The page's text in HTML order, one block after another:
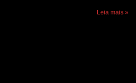
Leia mais »